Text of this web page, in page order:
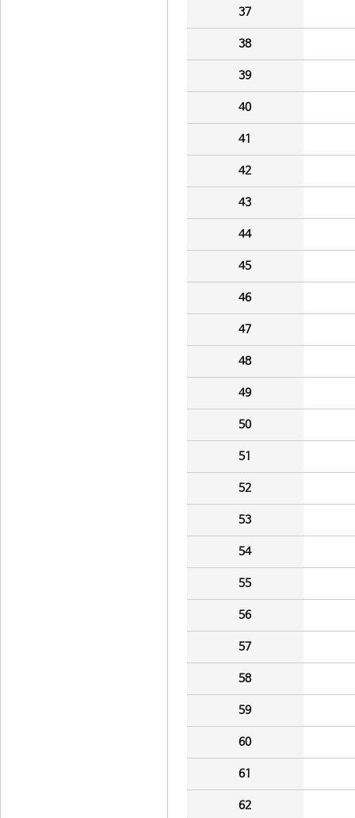
37
38
39
40
41
42
43
44
45
46
47
48
49
50
51
52
53
54
55
56
57
58
59
60
61
62